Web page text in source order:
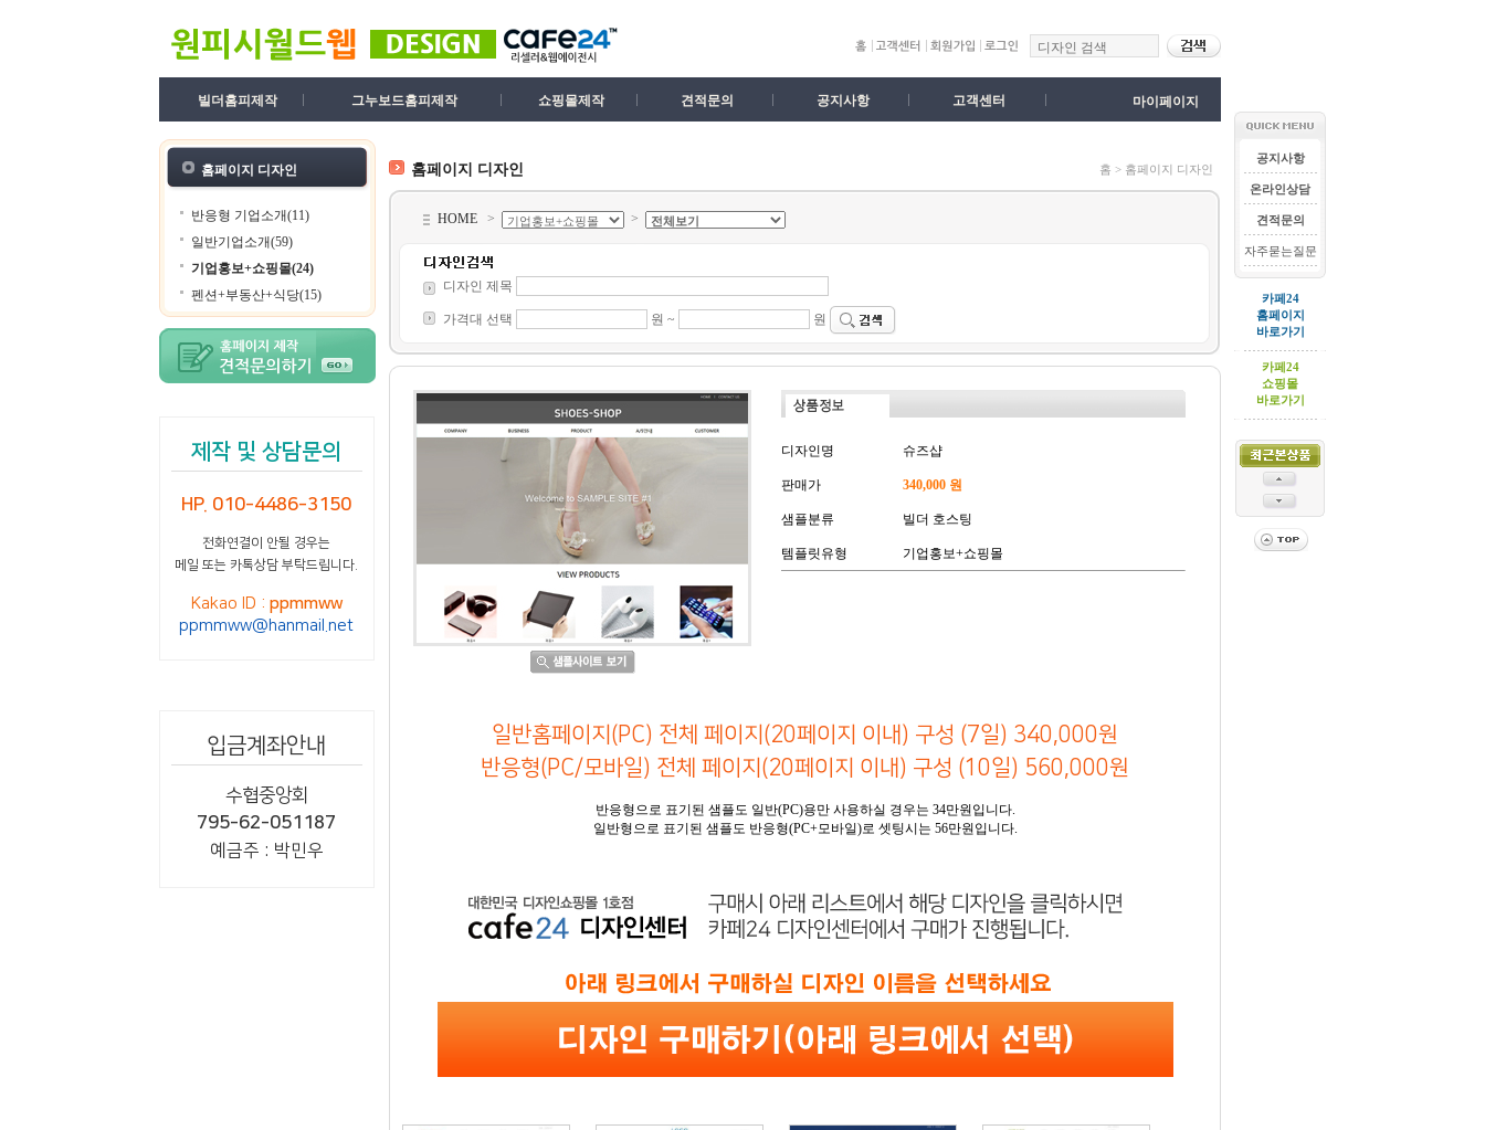
빌더홈피제작 그누보드홈피제작 쇼핑몰제작 견적문의 공지사항 고객센터 마이페이지
홈페이지 디자인
반응형 기업소개(11)
일반기업소개(59)
기업홍보+쇼핑몰(24)
펜션+부동산+식당(15)
제작 및 상담문의
HP. 010-4486-3150
전화연결이 안될 경우는
메일 또는 카톡상담 부탁드립니다.
Kakao ID : ppmmww
ppmmww@hanmail.net
입금계좌안내
수협중앙회
795-62-051187
예금주 : 박민우
홈페이지 디자인 홈 > 홈페이지 디자인
HOME > >
디자인 제목
가격대 선택 원 ~ 원
디자인명 슈즈샵
판매가 340,000 원
샘플분류 빌더 호스팅
템플릿유형 기업홍보+쇼핑몰
일반홈페이지(PC) 전체 페이지(20페이지 이내) 구성 (7일) 340,000원
반응형(PC/모바일) 전체 페이지(20페이지 이내) 구성 (10일) 560,000원
반응형으로 표기된 샘플도 일반(PC)용만 사용하실 경우는 34만원입니다.
일반형으로 표기된 샘플도 반응형(PC+모바일)로 셋팅시는 56만원입니다.
공지사항
온라인상담
견적문의
자주묻는질문
카페24
홈페이지
바로가기
카페24
쇼핑몰
바로가기